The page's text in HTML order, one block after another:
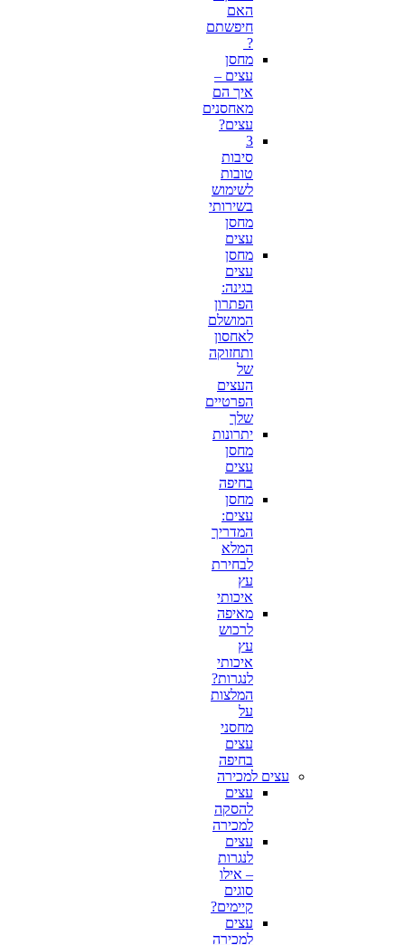
האם
חיפשתם
?
מחסן
עצים –
איך הם
מאחסנים
עצים?
3
סיבות
טובות
לשימוש
בשירותי
מחסן
עצים
מחסן
עצים
בגינה:
הפתרון
המושלם
לאחסון
ותחזוקה
של
העצים
הפרטיים
שלך
יתרונות
מחסן
עצים
בחיפה
מחסן
עצים:
המדריך
המלא
לבחירת
עץ
איכותי
מאיפה
לרכוש
עץ
איכותי
לנגרות?
המלצות
על
מחסני
עצים
בחיפה
עצים למכירה
עצים
להסקה
למכירה
עצים
לנגרות
– אילו
סוגים
קיימים?
עצים
למכירה